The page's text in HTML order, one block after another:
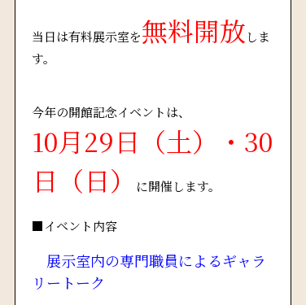
当日は有料展示室を無料開放しま
す。
今年の開館記念イベントは、
10月29日（土）・30
日（日）
に開催します。
■イベント内容
展示室内の専門職員によるギャラ
リートーク